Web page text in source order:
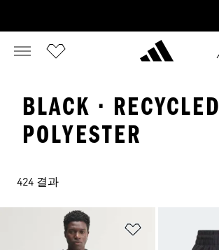
BLACK · RECYCLED
POLYESTER
424 결과